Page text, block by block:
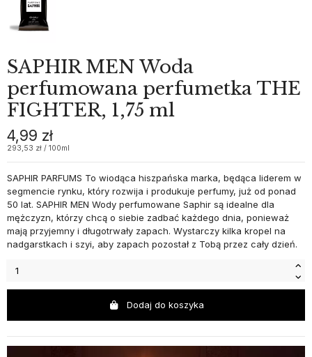
SAPHIR MEN Woda
perfumowana perfumetka THE
FIGHTER, 1,75 ml
4,99 zł
293,53 zł / 100ml
SAPHIR PARFUMS To wiodąca hiszpańska marka, będąca liderem w
segmencie rynku, który rozwija i produkuje perfumy, już od ponad
50 lat. SAPHIR MEN Wody perfumowane Saphir są idealne dla
mężczyzn, którzy chcą o siebie zadbać każdego dnia, ponieważ
mają przyjemny i długotrwały zapach. Wystarczy kilka kropel na
nadgarstkach i szyi, aby zapach pozostał z Tobą przez cały dzień.
Dodaj do koszyka